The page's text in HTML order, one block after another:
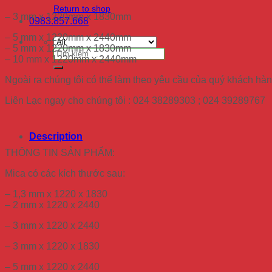
Return to shop
0983.857.668
Search
for:
– 3 mm x 1220mm x 1830mm
– 5 mm x 1220mm x 2440mm
– 5 mm x 1220mm x 1830mm
– 10 mm x 1220mm x 2440mm
Ngoài ra chúng tôi có thể làm theo yêu cầu của quý khách
Liên Lạc ngay cho chúng tôi : 024 38289303 ; 024 39289767
Description
THÔNG TIN SẢN PHẨM:
Mica có các kích thước sau:
– 1,3 mm x 1220 x 1830
– 2 mm x 1220 x 2440
– 3 mm x 1220 x 2440
– 3 mm x 1220 x 1830
– 5 mm x 1220 x 2440